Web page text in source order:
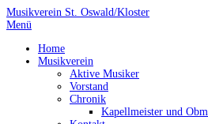
Musikverein St. Oswald/Kloster
Menü
Home
Musikverein
Aktive Musiker
Vorstand
Chronik
Kapellmeister und